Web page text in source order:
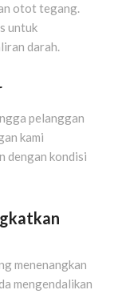
otot tegang.
untuk
darah.
pelanggan
kami
dengan kondisi
menenangkan
mengendalikan